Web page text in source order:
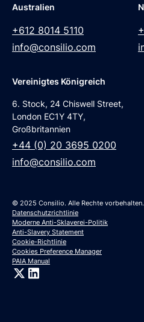
Australien
+612 8014 5110
info@consilio.com
Vereinigtes Königreich
6. Stock, 24 Chiswell Street,
London EC1Y 4TY,
Großbritannien
+44 (0) 20 3695 0200
info@consilio.com
© 2025 Consilio. Alle Rechte vorbehalten.
Datenschutzrichtlinie
Moderne Anti-Sklaverei-Politik
Anti-Slavery Statement
Cookie-Richtlinie
Cookies Preference Manager
PAIA Manual